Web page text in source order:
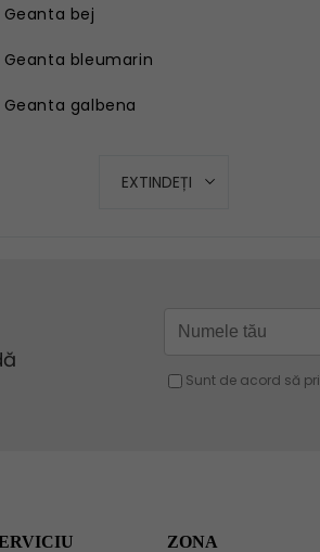
Geanta bej
Geanta bleumarin
Geanta galbena
EXTINDEȚI
ZONA